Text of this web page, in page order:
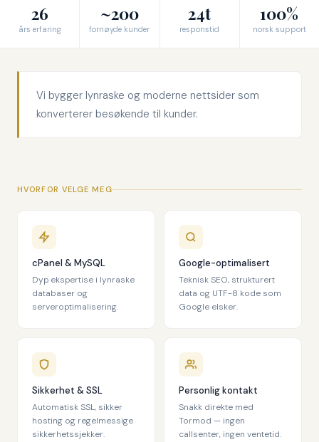
26
års erfaring
~200
fornøyde kunder
24t
responstid
100%
norsk support
Vi bygger lynraske og moderne nettsider som
konverterer besøkende til kunder.
HVORFOR VELGE MEG
cPanel & MySQL
Dyp ekspertise i lynraske
databaser og
serveroptimalisering.
Google-optimalisert
Teknisk SEO, strukturert
data og UTF-8 kode som
Google elsker.
Sikkerhet & SSL
Automatisk SSL, sikker
hosting og regelmessige
sikkerhetssjekker.
Personlig kontakt
Snakk direkte med
Tormod — ingen
callsenter, ingen ventetid.